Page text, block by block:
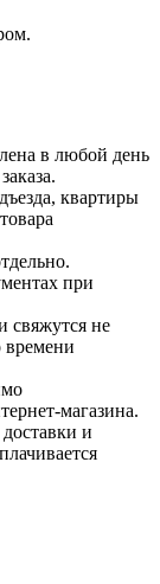
в любой день
квартиры
при
свяжутся не
времени
магазина.
и